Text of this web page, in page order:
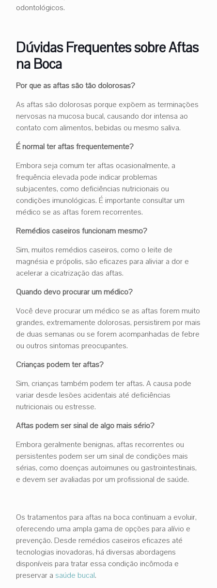
odontológicos.
Dúvidas Frequentes sobre Aftas
na Boca
Por que as aftas são tão dolorosas?
As aftas são dolorosas porque expõem as terminações
nervosas na mucosa bucal, causando dor intensa ao
contato com alimentos, bebidas ou mesmo saliva.
É normal ter aftas frequentemente?
Embora seja comum ter aftas ocasionalmente, a
frequência elevada pode indicar problemas
subjacentes, como deficiências nutricionais ou
condições imunológicas. É importante consultar um
médico se as aftas forem recorrentes.
Remédios caseiros funcionam mesmo?
Sim, muitos remédios caseiros, como o leite de
magnésia e própolis, são eficazes para aliviar a dor e
acelerar a cicatrização das aftas.
Quando devo procurar um médico?
Você deve procurar um médico se as aftas forem muito
grandes, extremamente dolorosas, persistirem por mais
de duas semanas ou se forem acompanhadas de febre
ou outros sintomas preocupantes.
Crianças podem ter aftas?
Sim, crianças também podem ter aftas. A causa pode
variar desde lesões acidentais até deficiências
nutricionais ou estresse.
Aftas podem ser sinal de algo mais sério?
Embora geralmente benignas, aftas recorrentes ou
persistentes podem ser um sinal de condições mais
sérias, como doenças autoimunes ou gastrointestinais,
e devem ser avaliadas por um profissional de saúde.
Os tratamentos para aftas na boca continuam a evoluir,
oferecendo uma ampla gama de opções para alívio e
prevenção. Desde remédios caseiros eficazes até
tecnologias inovadoras, há diversas abordagens
disponíveis para tratar essa condição incômoda e
preservar a saúde bucal.